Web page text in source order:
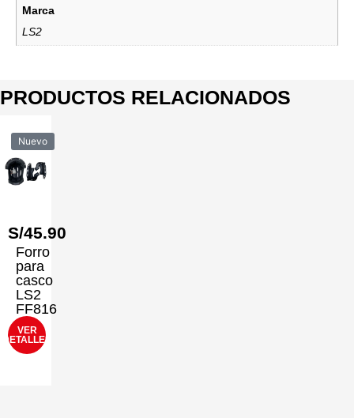
Marca
LS2
PRODUCTOS RELACIONADOS
Nuevo
S/45.90
Forro
para
casco
LS2
FF816
VER
DETALLES